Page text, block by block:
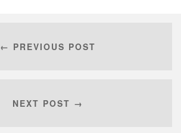
← PREVIOUS POST
NEXT POST →